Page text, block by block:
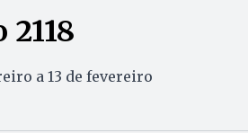
2118
a 13 de fevereiro